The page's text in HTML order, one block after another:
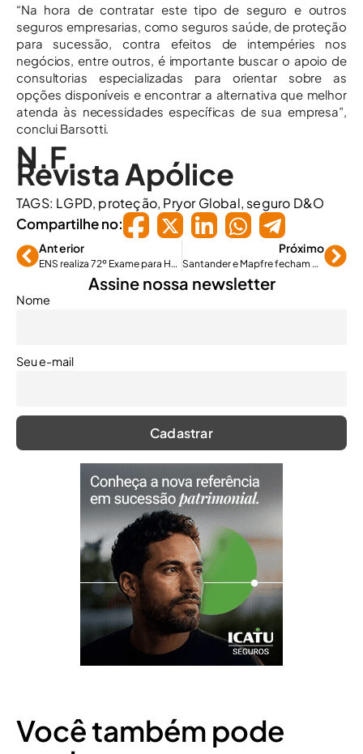
“Na hora de contratar este tipo de seguro e outros
seguros empresarias, como seguros saúde, de proteção
para sucessão, contra efeitos de intempéries nos
negócios, entre outros, é importante buscar o apoio de
consultorias especializadas para orientar sobre as
opções disponíveis e encontrar a alternativa que melhor
atenda às necessidades específicas de sua empresa”,
conclui Barsotti.
N.F.
Revista Apólice
TAGS: LGPD, proteção, Pryor Global, seguro D&O
Compartilhe no:
Anterior
ENS realiza 72º Exame para Habilitação de Corretores de Seguros
Próximo
Santander e Mapfre fecham parceria para ofertar seguros no Auto Compara
Assine nossa newsletter
Nome
Seu e-mail
Você também pode